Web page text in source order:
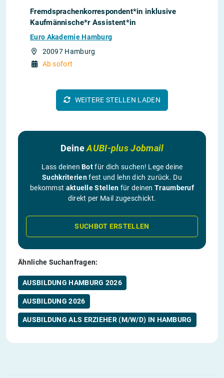
Fremdsprachenkorrespondent*in inklusive
Kaufmännische*r Assistent*in
Euro Akademie Hamburg
20097 Hamburg
Ab sofort
WEITERE STELLEN LADEN
DeineAUBI-plus Jobmail
Lass deinenBotfür dich suchen! Lege deine
Suchkriterienfest und lehn dich zurück. Du
bekommst aktuelle Stellen für deinenTraumberuf
direkt per Mail zugeschickt.
SUCHBOT ERSTELLEN
Ähnliche Suchanfragen:
AUSBILDUNG HAMBURG 2026
AUSBILDUNG 2026
AUSBILDUNG ALS ERZIEHER (M/W/D) IN HAMBURG